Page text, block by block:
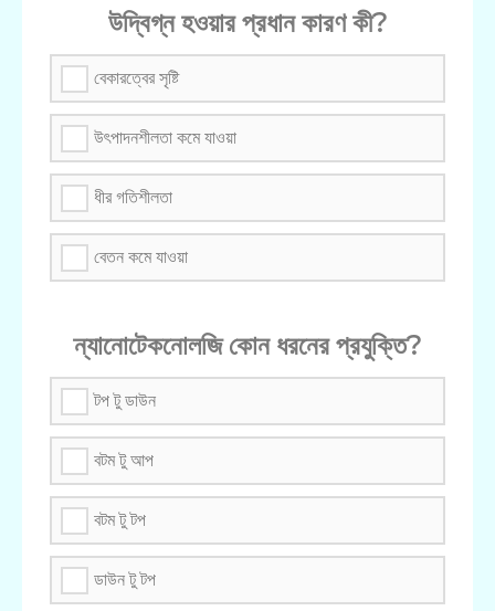
উদ্বিগ্ন হওয়ার প্রধান কারণ কী?
বেকারত্বের সৃষ্টি
উৎপাদনশীলতা কমে যাওয়া
ধীর গতিশীলতা
বেতন কমে যাওয়া
ন্যানোটেকনোলজি কোন ধরনের প্রযুক্তি?
টপ টু ডাউন
বটম টু আপ
বটম টু টপ
ডাউন টু টপ